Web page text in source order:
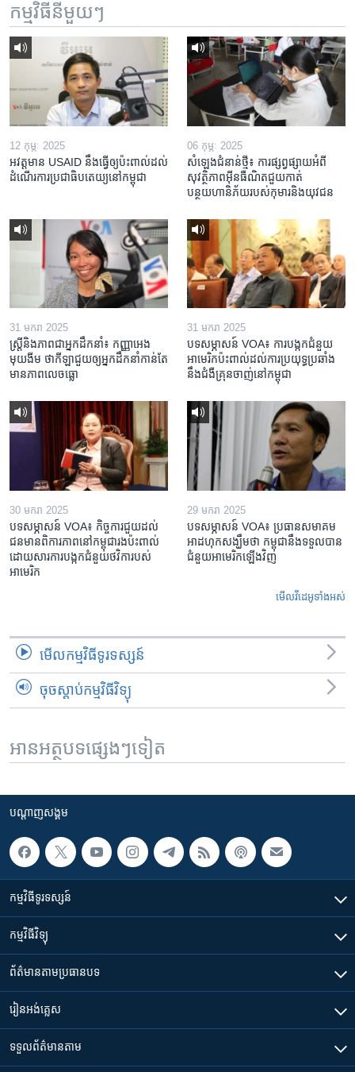
កម្មវិធី​នីមួយៗ
12 កុម្ភៈ 2025
អវត្តមាន USAID នឹងធ្វើឲ្យប៉ះពាល់ដល់
ដំណើរការប្រជាធិបតេយ្យនៅកម្ពុជា
06 កុម្ភៈ 2025
សំឡេងជំនាន់ថ្មី៖ ការផ្សព្វផ្សាយអំពី
សុវត្ថិភាពអ៊ីនធឺណិតជួយកាត់
បន្ថយហានិភ័យរបស់កុមារនិងយុវជន
31 មករា 2025
ស្រ្តី​និង​ភាព​ជា​អ្នក​ដឹកនាំ៖ កញ្ញា​អេង
មុយងីម ថា​កីឡា​ជួយឲ្យ​អ្នកដឹកនាំ​កាន់តែ​
មាន​ភាព​លេចធ្លោ
31 មករា 2025
បទសម្ភាសន៍ VOA៖ ការបង្កក​ជំនួយ​
អាមេរិក​ប៉ះពាល់ដល់​ការប្រយុទ្ធ​ប្រឆាំង​
នឹង​ជំងឺ​គ្រុនចាញ់​នៅ​កម្ពុជា
30 មករា 2025
បទសម្ភាសន៍ VOA៖ កិច្ចការ​ជួយ​ដល់​
ជន​មាន​ពិការភាព​នៅកម្ពុជា​រង​ប៉ះពាល់​
ដោយសារ​ការ​បង្កក​ជំនួយ​ថវិកា​របស់​
អាមេរិក
29 មករា 2025
បទសម្ភាសន៍ VOA៖ ប្រធាន​សមាគម​
អាដហុក​សង្ឃឹម​ថា កម្ពុជា​នឹង​ទទួល​បាន​
ជំនួយ​អាមេរិក​ឡើងវិញ
មើល​វីដេអូ​ទាំង​អស់
មើល​កម្មវិធី​ទូរទស្សន៍
ចុចស្តាប់កម្មវិធីវិទ្យុ
អានអត្ថបទផ្សេងៗទៀត
បណ្តាញ​សង្គម
កម្មវិធី​ទូរទស្សន៍
កម្មវិធី​វិទ្យុ
ព័ត៌មាន​តាមប្រធានបទ​
រៀន​​អង់គ្លេស
ទទួល​ព័ត៌មាន​តាម